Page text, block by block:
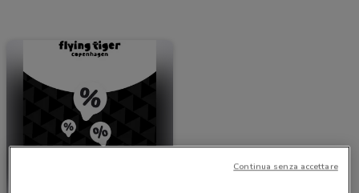
Continua senza accettare